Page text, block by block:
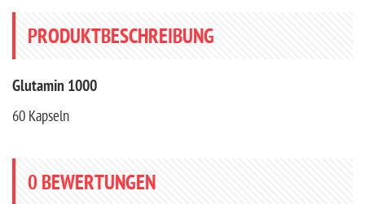
PRODUKTBESCHREIBUNG
Glutamin 1000
60 Kapseln
0 BEWERTUNGEN